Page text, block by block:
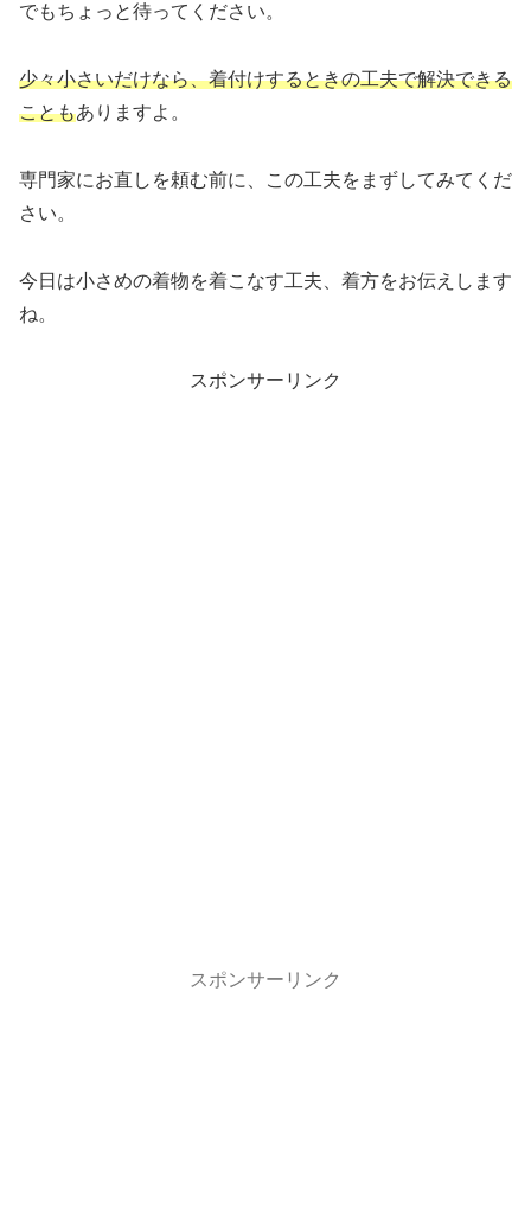
でもちょっと待ってください。
少々小さいだけなら、着付けするときの工夫で解決できる
こともありますよ。
専門家にお直しを頼む前に、この工夫をまずしてみてくだ
さい。
今日は小さめの着物を着こなす工夫、着方をお伝えします
ね。
スポンサーリンク
スポンサーリンク